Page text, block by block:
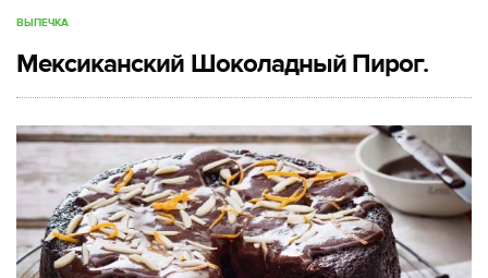
ВЫПЕЧКА
Мексиканский Шоколадный Пирог.